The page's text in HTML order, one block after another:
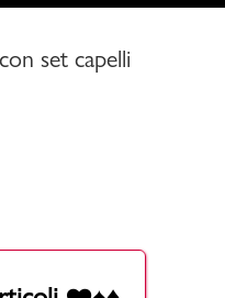
di più
set capelli